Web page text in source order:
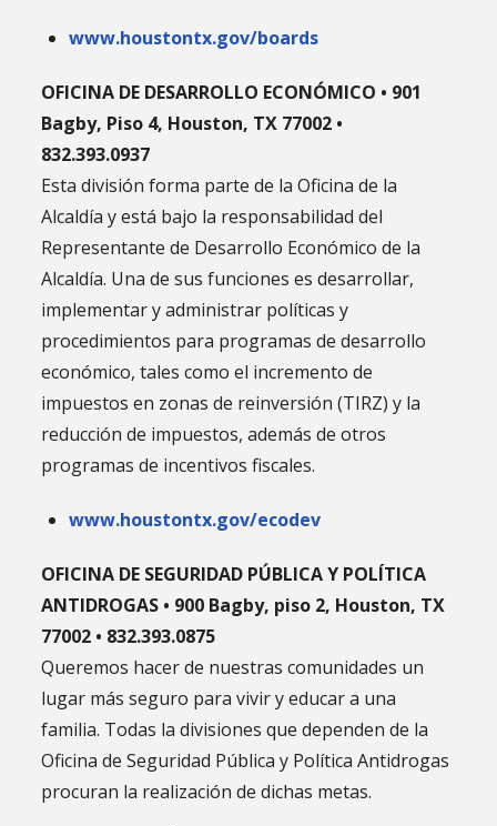
www.houstontx.gov/boards
OFICINA DE DESARROLLO ECONÓMICO • 901
Bagby, Piso 4, Houston, TX 77002 •
832.393.0937
Esta división forma parte de la Oficina de la
Alcaldía y está bajo la responsabilidad del
Representante de Desarrollo Económico de la
Alcaldía. Una de sus funciones es desarrollar,
implementar y administrar políticas y
procedimientos para programas de desarrollo
económico, tales como el incremento de
impuestos en zonas de reinversión (TIRZ) y la
reducción de impuestos, además de otros
programas de incentivos fiscales.
www.houstontx.gov/ecodev
OFICINA DE SEGURIDAD PÚBLICA Y POLÍTICA
ANTIDROGAS • 900 Bagby, piso 2, Houston, TX
77002 • 832.393.0875
Queremos hacer de nuestras comunidades un
lugar más seguro para vivir y educar a una
familia. Todas la divisiones que dependen de la
Oficina de Seguridad Pública y Política Antidrogas
procuran la realización de dichas metas.